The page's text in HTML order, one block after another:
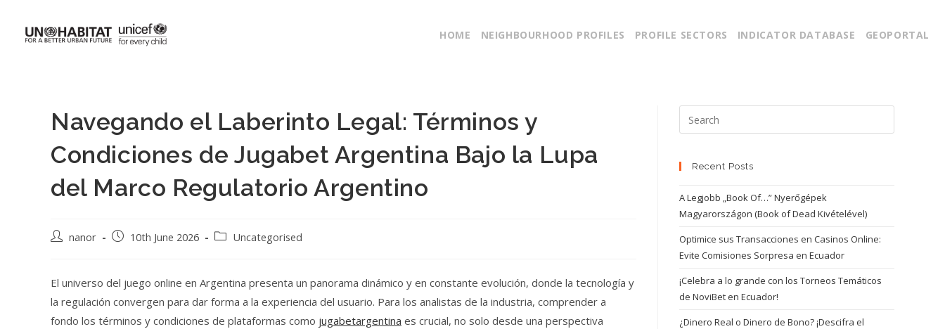
HOME NEIGHBOURHOOD PROFILES PROFILE SECTORS INDICATOR DATABASE GEOPORTAL
Navegando el Laberinto Legal: Términos y
Condiciones de Jugabet Argentina Bajo la Lupa
del Marco Regulatorio Argentino
nanor 10th June 2026 Uncategorised
El universo del juego online en Argentina presenta un panorama dinámico y en constante evolución, donde la tecnología y
la regulación convergen para dar forma a la experiencia del usuario. Para los analistas de la industria, comprender a
fondo los términos y condiciones de plataformas como jugabetargentina es crucial, no solo desde una perspectiva
Recent Posts
A Legjobb „Book Of…” Nyerőgépek
Magyarországon (Book of Dead Kivételével)
Optimice sus Transacciones en Casinos Online:
Evite Comisiones Sorpresa en Ecuador
¡Celebra a lo grande con los Torneos Temáticos
de NoviBet en Ecuador!
¿Dinero Real o Dinero de Bono? ¡Descifra el